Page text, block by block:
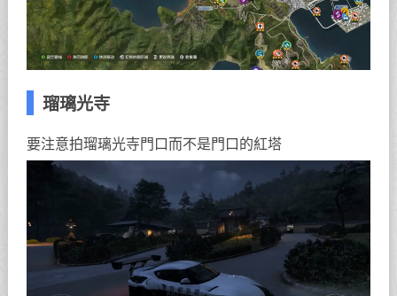
瑠璃光寺
要注意拍瑠璃光寺門口而不是門口的紅塔